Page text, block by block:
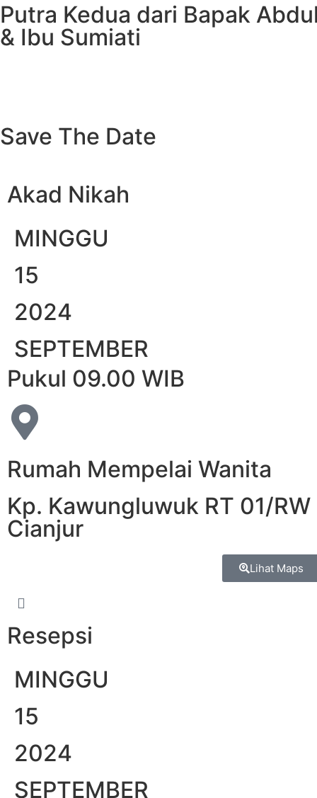
Putra Kedua dari Bapak
& Ibu Sumiati
Save The Date
Akad Nikah
MINGGU
15
2024
SEPTEMBER
Pukul 09.00 WIB
Rumah Mempelai Wanita
Kp. Kawungluwuk RT 01/
Cianjur
Lihat Maps
Resepsi
MINGGU
15
2024
SEPTEMBER